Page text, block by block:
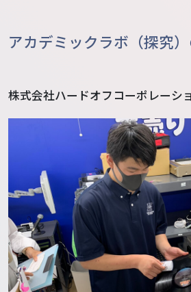
アカデミックラボ（探究
株式会社ハードオフコーポレーシ